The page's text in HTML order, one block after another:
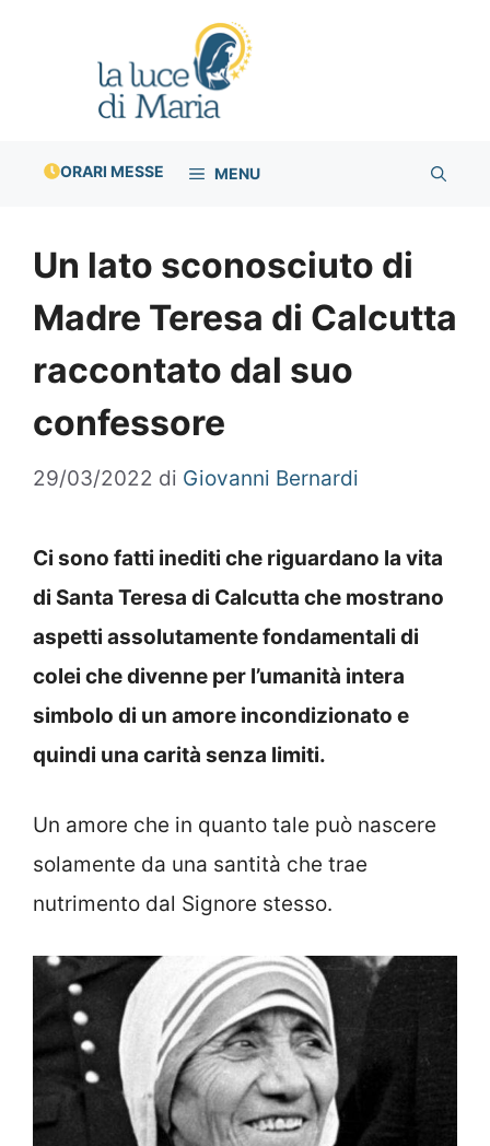
ORARI MESSE MENU
Un lato sconosciuto di
Madre Teresa di Calcutta
raccontato dal suo
confessore
29/03/2022 di Giovanni Bernardi
Ci sono fatti inediti che riguardano la vita
di Santa Teresa di Calcutta che mostrano
aspetti assolutamente fondamentali di
colei che divenne per l’umanità intera
simbolo di un amore incondizionato e
quindi una carità senza limiti.
Un amore che in quanto tale può nascere
solamente da una santità che trae
nutrimento dal Signore stesso.